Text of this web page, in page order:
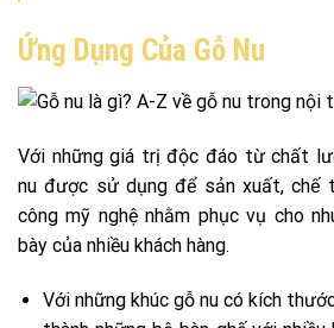
Ứng Dụng Của Gỗ Nu
Với những giá trị độc đáo từ chất
nu được sử dụng để sản xuất, chế
công mỹ nghệ nhằm phục vụ cho
bày của nhiều khách hàng.
Với những khúc gỗ nu có kích